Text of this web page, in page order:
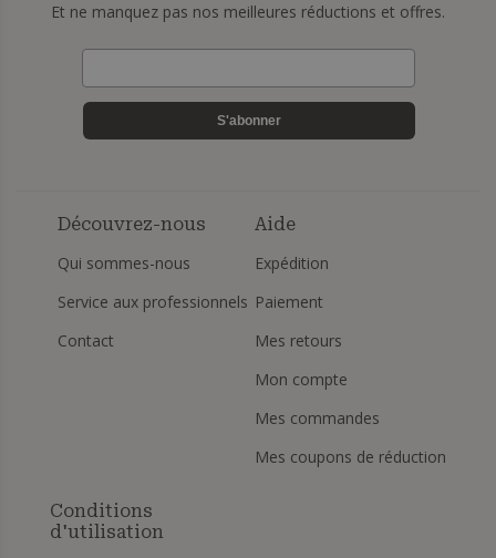
Et ne manquez pas nos meilleures réductions et offres.
S'abonner
Découvrez-nous
Qui sommes-nous
Service aux professionnels
Contact
Aide
Expédition
Paiement
Mes retours
Mon compte
Mes commandes
Mes coupons de réduction
Conditions
d'utilisation